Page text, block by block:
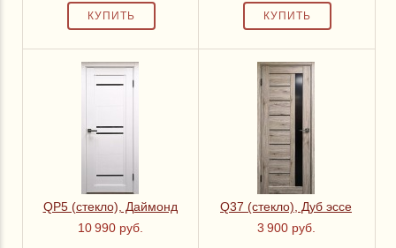
QP5 (стекло), Даймонд
10 990 руб.
Q37 (стекло), Дуб эссе
3 900 руб.